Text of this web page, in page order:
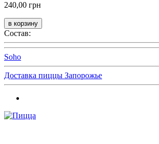
240,00 грн
Состав:
Soho
Доставка пиццы Запорожье